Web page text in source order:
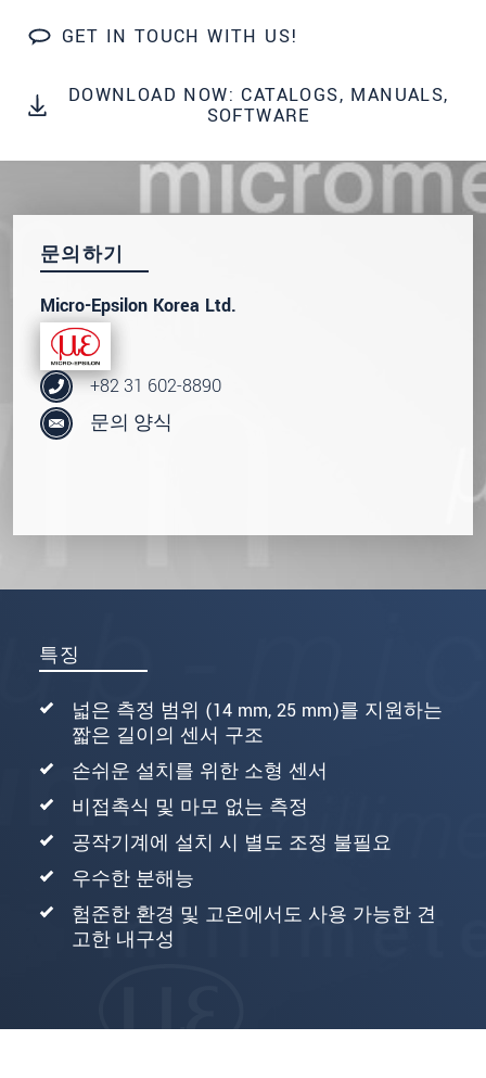
GET IN TOUCH WITH US!
DOWNLOAD NOW: CATALOGS, MANUALS,
SOFTWARE
특징
넓은 측정 범위 (14 mm, 25 mm)를 지원하는
짧은 길이의 센서 구조
손쉬운 설치를 위한 소형 센서
비접촉식 및 마모 없는 측정
공작기계에 설치 시 별도 조정 불필요
우수한 분해능
험준한 환경 및 고온에서도 사용 가능한 견
고한 내구성
문의하기
Micro-Epsilon Korea Ltd.
+82 31 602-8890
문의 양식
문의 등록